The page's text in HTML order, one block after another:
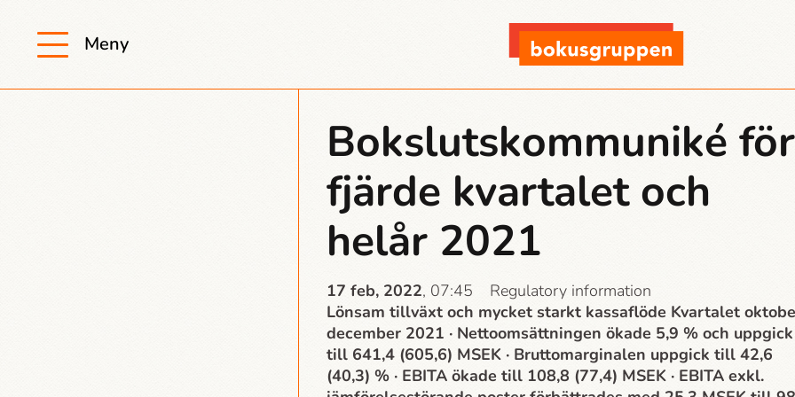
Meny
Bokslutskommuniké för
fjärde kvartalet och
helår 2021
17 feb, 2022, 07:45
Regulatory information
Lönsam tillväxt och mycket starkt kassaflöde Kvartalet
december 2021 · Nettoomsättningen ökade 5,9 % och uppgick
till 641,4 (605,6) MSEK · Bruttomarginalen uppgick till 42,6
(40,3) % · EBITA ökade till 108,8 (77,4) MSEK · EBITA exkl.